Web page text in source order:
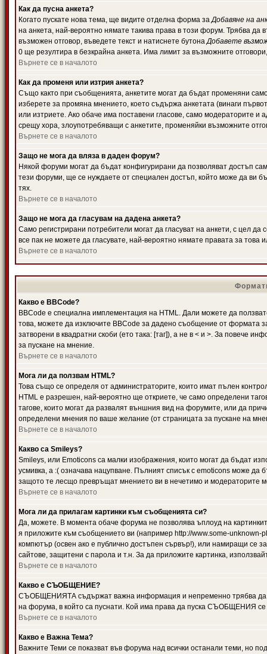
Как да пусна анкета?
Когато пускате нова тема, ще видите отделна форма заДобавяне на
на анкета, най-вероятно нямате такива права в този форум. Трябва да
възможен отговор, въведете текст и натиснете бутонаДобавете
0 ще резултира в безкрайна анкета. Има лимит за възможните
Върнете се в началото
Как да променя или изтрия анкета?
Също както при съобщенията, анкетите могат да бъдат променяни
изберете за промяна мнението, което съдържа анкетата (винаги
или изтриете. Ако обаче има поставени гласове, само модераторите и
срещу хора, злоупотребяващи с анкетите, променяйки възможните
Върнете се в началото
Защо не мога да вляза в даден форум?
Някой форуми могат да бъдат конфигурирани да позволяват достъп
тези форуми, ще се нуждаете от специален достъп, който може да ви
тях.
Върнете се в началото
Защо не мога да гласувам на дадена анкета?
Само регистрирани потребители могат да гласуват на анкети, с цел
все пак не можете да гласувате, най-вероятно нямате правата за това
Върнете се в началото
Какво е BBCode?
BBCode е специална имплементация на HTML. Дали можете да
това, можете да изключите BBCode за дадено съобщение от формата
затворени в квадратни скоби (ето така: [таг]), а не в < и >. За повече
за пускане на мнение.
Върнете се в началото
Мога ли да ползвам HTML?
Това също се определя от администраторите, които имат пълен
HTML е разрешен, най-вероятно ще откриете, че само определени
тагове, които могат да развалят външния вид на форумите, или да
определени мнения по ваше желание (от страницата за пускане на
Върнете се в началото
Какво са Smileys?
Smileys, или Emoticons са малки изображения, които могат да бъдат
усмивка, а :( означава нацупване. Пълният списък с emoticons може да
защото те лесщо превръщат мнението ви в нечетимо и модераторите
Върнете се в началото
Мога ли да прилагам картинки към съобщенията си?
Да, можете. В момента обаче форума не позволява ъплоуд на
я приложите към съобщението ви (например http://www.some-
компютър (освен ако е публично достъпен сървър!), или намиращи се
сайтове, защитени с парола и т.н. За да приложите картинка,
Върнете се в началото
Какво е СЪОБЩЕНИЕ?
СЪОБЩЕНИЯТА съдържат важна информация и непременно трябва да
на форума, в който са пуснати. Кой има права да пуска СЪОБЩЕНИЯ се
Върнете се в началото
Какво е Важна Тема?
Важните Теми се показват във форума над всички останали теми,